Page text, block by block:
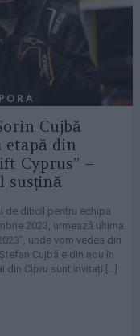
Cujbă
etapă din
Cyprus” –
susțină
de dificil pentru echipa
2023, urmează ultima
unde vom vedea din
Cujbă e din nou în
Cipru sunt invitați […]